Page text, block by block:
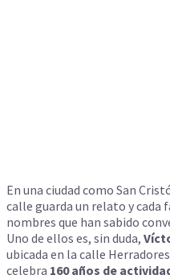
En una ciudad como San
calle guarda un relato y cada
nombres que han sabido
Uno de ellos es, sin duda,
ubicada en la calle
celebra 160 años de